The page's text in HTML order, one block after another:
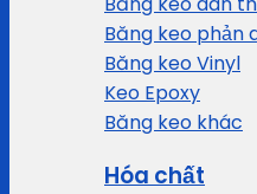
Băng keo phản
Băng keo Vinyl
Keo Epoxy
Băng keo khác
Hóa chất